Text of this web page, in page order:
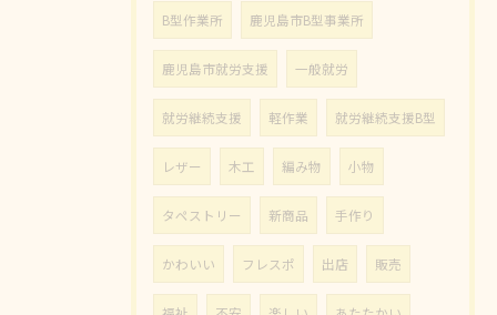
B型作業所 鹿児島市B型事業所
鹿児島市就労支援 一般就労
就労継続支援 軽作業 就労継続支援B型
レザー 木工 編み物 小物
タペストリー 新商品 手作り
かわいい フレスポ 出店 販売